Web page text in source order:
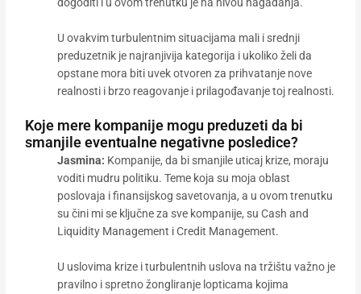
U ovakvim turbulentnim situacijama mali i srednji
preduzetnik je najranjivija kategorija i ukoliko želi da
opstane mora biti uvek otvoren za prihvatanje nove
realnosti i brzo reagovanje i prilagođavanje toj realnosti.
Koje mere kompanije mogu preduzeti da bi
smanjile eventualne negativne posledice?
Jasmina: Kompanije, da bi smanjile uticaj krize, moraju
voditi mudru politiku. Teme koja su moja oblast
poslovaja i finansijskog savetovanja, a u ovom trenutku
su čini mi se ključne za sve kompanije, su Cash and
Liquidity Management i Credit Management.
U uslovima krize i turbulentnih uslova na tržištu važno je
pravilno i spretno žongliranje lopticama kojima